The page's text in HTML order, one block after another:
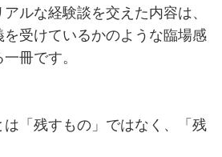
ルな経験談を交えた内容は、
を受けているかのような臨場感
冊です。
「残すもの」ではなく、「残